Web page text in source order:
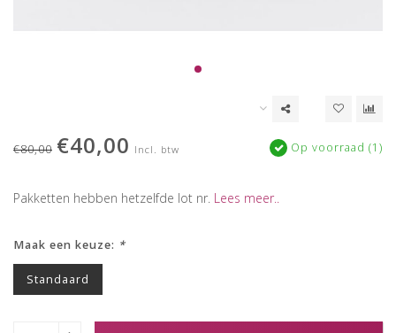
€80,00 €40,00 Incl. btw Op voorraad (1)
Pakketten hebben hetzelfde lot nr. Lees meer..
Maak een keuze: *
Standaard